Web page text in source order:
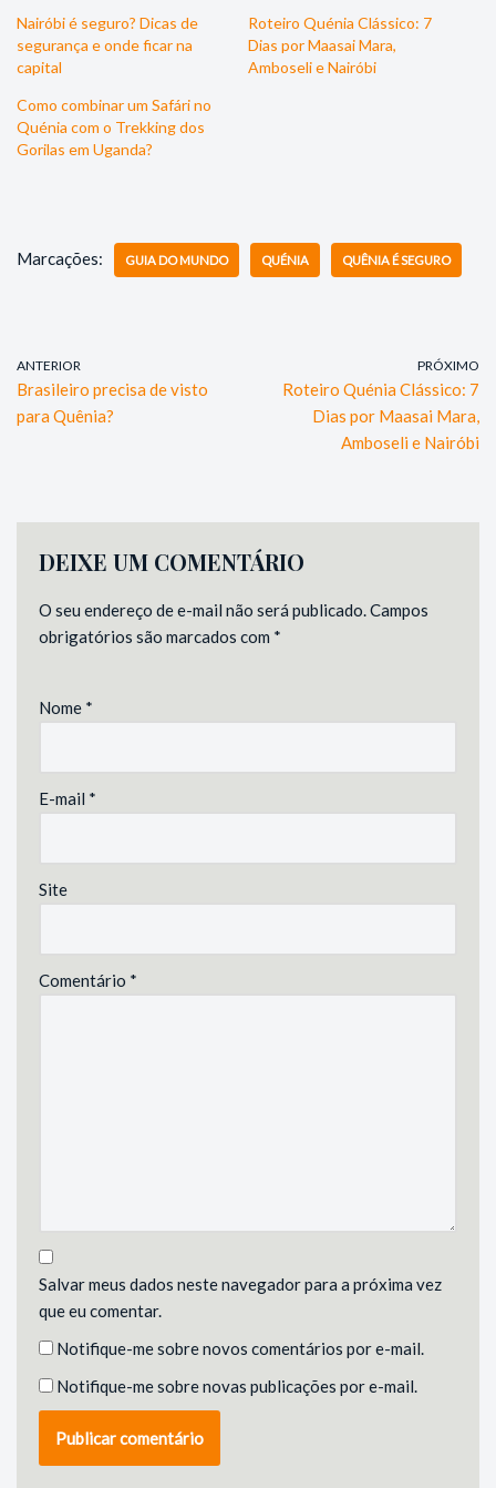
Nairóbi é seguro? Dicas de
segurança e onde ficar na
capital
Roteiro Quénia Clássico: 7
Dias por Maasai Mara,
Amboseli e Nairóbi
Como combinar um Safári no
Quénia com o Trekking dos
Gorilas em Uganda?
Marcações: GUIA DO MUNDO QUÉNIA QUÊNIA É SEGURO
ANTERIOR
Brasileiro precisa de visto
para Quênia?
PRÓXIMO
Roteiro Quénia Clássico: 7
Dias por Maasai Mara,
Amboseli e Nairóbi
DEIXE UM COMENTÁRIO
O seu endereço de e-mail não será publicado.Campos
obrigatórios são marcados com *
Nome *
E-mail *
Site
Comentário *
Salvar meus dados neste navegador para a próxima vez
que eu comentar.
Notifique-me sobre novos comentários por e-mail.
Notifique-me sobre novas publicações por e-mail.